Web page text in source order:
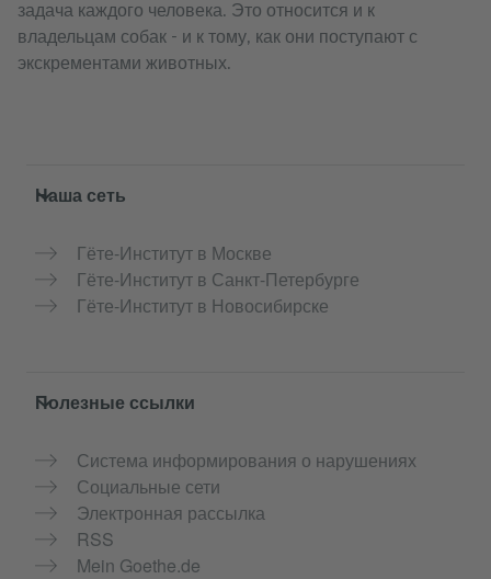
задача каждого человека. Это относится и к
владельцам собак - и к тому, как они поступают с
экскрементами животных.
Service- und Informationsbereich
Наша сеть
Гёте-Институт в Москве
Гёте-Институт в Санкт-Петербурге
Гёте-Институт в Новосибирске
Полезные ссылки
Система информирования о нарушениях
Социальные сети
Электронная рассылка
RSS
Mein Goethe.de